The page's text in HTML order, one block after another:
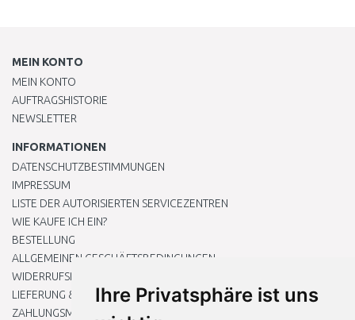
Ihre Privatsphäre ist uns
MEIN KONTO
MEIN KONTO
AUFTRAGSHISTORIE
NEWSLETTER
INFORMATIONEN
DATENSCHUTZBESTIMMUNGEN
IMPRESSUM
LISTE DER AUTORISIERTEN SERVICEZENTREN
WIE KAUFE ICH EIN?
BESTELLUNG
ALLGEMEINEN GESCHÄFTSBEDINGUNGEN
WIDERRUFSRECHT
LIEFERUNG & ZAHLUNG
ZAHLUNGSMETHODEN